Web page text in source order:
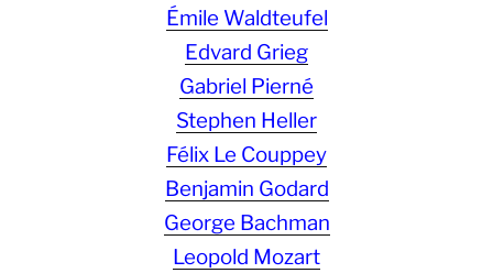
Émile Waldteufel
Edvard Grieg
Gabriel Pierné
Stephen Heller
Félix Le Couppey
Benjamin Godard
George Bachman
Leopold Mozart